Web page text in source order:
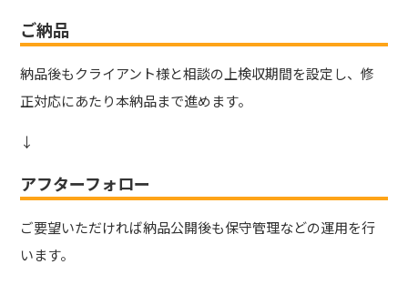
ご納品
納品後もクライアント様と相談の上検収期間を設定し、修
正対応にあたり本納品まで進めます。
↓
アフターフォロー
ご要望いただければ納品公開後も保守管理などの運用を行
います。